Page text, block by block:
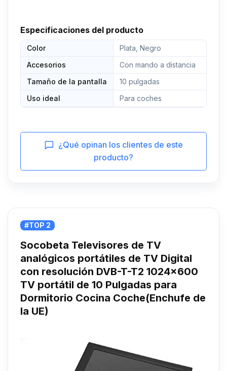
Especificaciones del producto
Color
Plata, Negro
Accesorios
Con mando a distancia
Tamaño de la pantalla
10 pulgadas
Uso ideal
Para coches
¿Qué opinan los clientes de este
producto?
#TOP 2
Socobeta Televisores de TV
analógicos portátiles de TV Digital
con resolución DVB-T-T2 1024x600
TV portátil de 10 Pulgadas para
Dormitorio Cocina Coche(Enchufe de
la UE)